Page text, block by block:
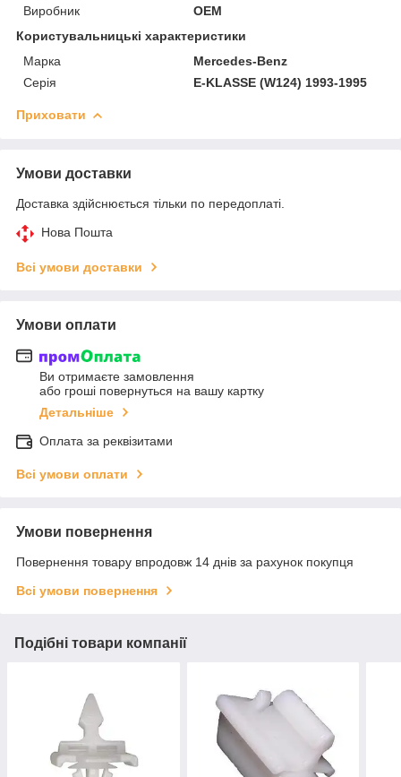
Виробник
OEM
Користувальницькі характеристики
Марка
Mercedes-Benz
Серія
E-KLASSE (W124) 1993-1995
Приховати
Умови доставки
Доставка здійснюється тільки по передоплаті.
Нова Пошта
Всі умови доставки
Умови оплати
Ви отримаєте замовлення
або гроші повернуться на вашу картку
Детальніше
Оплата за реквізитами
Всі умови оплати
Умови повернення
Повернення товару впродовж 14 днів за рахунок покупця
Всі умови повернення
Подібні товари компанії